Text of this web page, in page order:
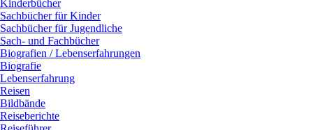
Kinderbücher
Sachbücher für Kinder
Sachbücher für Jugendliche
Sach- und Fachbücher
Biografien / Lebenserfahrungen
Biografie
Lebenserfahrung
Reisen
Bildbände
Reiseberichte